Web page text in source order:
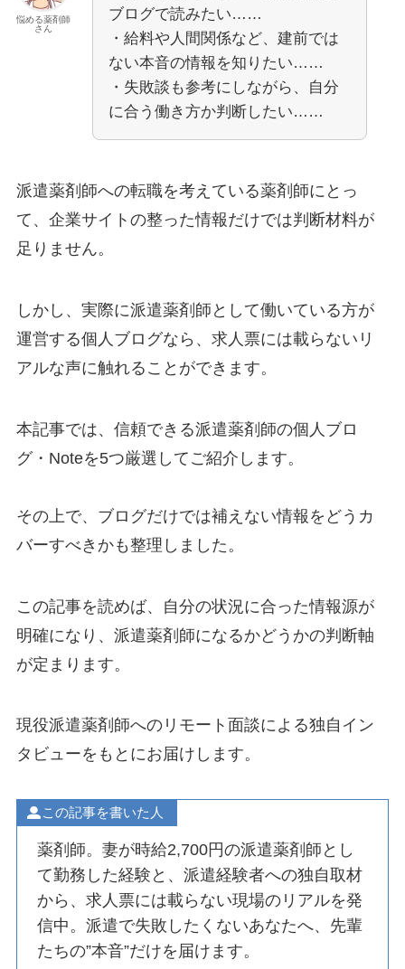
悩める薬剤師
さん
ブログで読みたい……
・給料や人間関係など、建前では
ない本音の情報を知りたい……
・失敗談も参考にしながら、自分
に合う働き方か判断したい……
派遣薬剤師への転職を考えている薬剤師にとっ
て、企業サイトの整った情報だけでは判断材料が
足りません。
しかし、実際に派遣薬剤師として働いている方が
運営する個人ブログなら、求人票には載らないリ
アルな声に触れることができます。
本記事では、信頼できる派遣薬剤師の個人ブロ
グ・Noteを5つ厳選してご紹介します。
その上で、ブログだけでは補えない情報をどうカ
バーすべきかも整理しました。
この記事を読めば、自分の状況に合った情報源が
明確になり、派遣薬剤師になるかどうかの判断軸
が定まります。
現役派遣薬剤師へのリモート面談による独自イン
タビューをもとにお届けします。
この記事を書いた人
薬剤師。妻が時給2,700円の派遣薬剤師とし
て勤務した経験と、派遣経験者への独自取材
から、求人票には載らない現場のリアルを発
信中。派遣で失敗したくないあなたへ、先輩
たちの”本音”だけを届けます。